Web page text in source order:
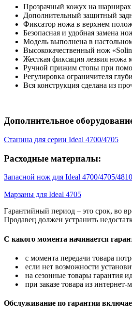
Прозрачный кожух на шарнирах
Дополнительный защитный
Фиксатор ножа в верхнем
Безопасная и удобная замена
Модель выполнена в
Высококачественный нож
Жесткая фиксация лезвия ножа
Ручной прижим стопы при
Регулировка ограничителя
Вся конструкция сделана из
Дополнительное
Станина для серии Ideal 4700/4705
Расходные материалы:
Запасной нож для Ideal 4700/4705/
Марзаны для Ideal 4705
Гарантийный период – это срок, во
Продавец должен устранить
С какого момента начинается
с момента передачи товара
если нет возможности
на сезонные товары гарантия
при заказе товара из интернет-
Обслуживание по гарантии